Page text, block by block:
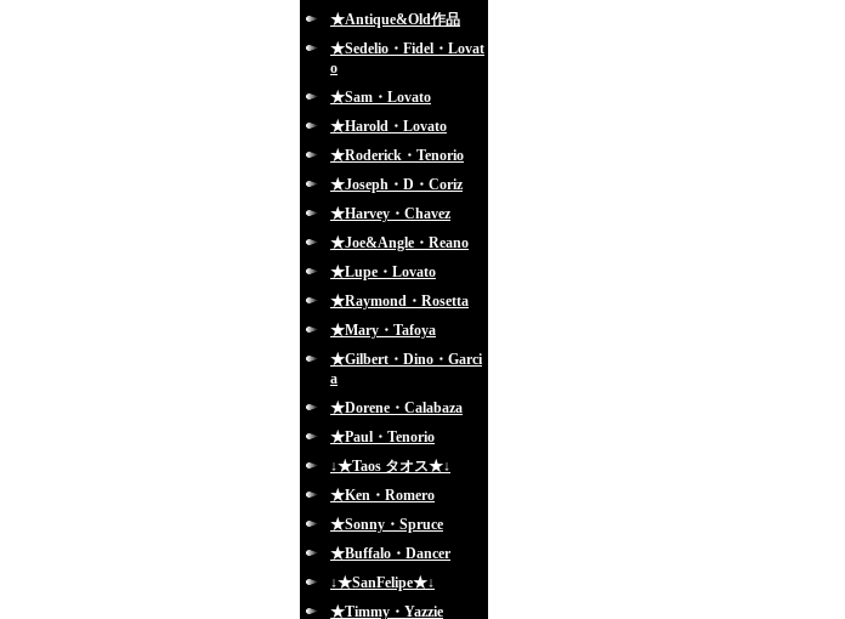
★Antique&Old作品
★Sedelio・Fidel・Lovat
o
★Sam・Lovato
★Harold・Lovato
★Roderick・Tenorio
★Joseph・D・Coriz
★Harvey・Chavez
★Joe&Angle・Reano
★Lupe・Lovato
★Raymond・Rosetta
★Mary・Tafoya
★Gilbert・Dino・Garci
a
★Dorene・Calabaza
★Paul・Tenorio
↓★Taos タオス★↓
★Ken・Romero
★Sonny・Spruce
★Buffalo・Dancer
↓★SanFelipe★↓
★Timmy・Yazzie